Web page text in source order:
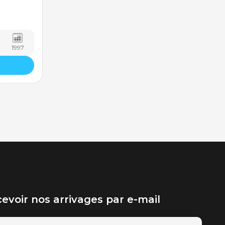
1997
nos arrivages par e-mail